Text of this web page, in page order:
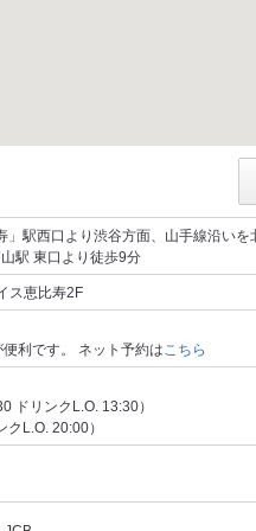
駅西口より渋谷方面、山手線沿いを
駅 東口より徒歩9分
ス恵比寿2F
利です。 ネット予約はこちら
ドリンクL.O. 13:30）
L.O. 20:00）